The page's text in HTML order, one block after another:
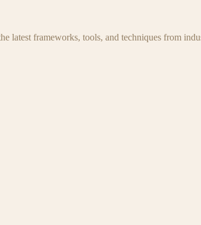
latest frameworks, tools, and techniques from